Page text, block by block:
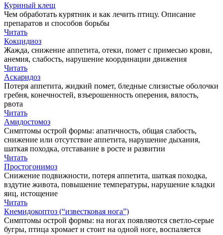
Куриный клещ
Чем обработать курятник и как лечить птицу. Описание
препаратов и способов борьбы
Читать
Кокцидиоз
Жажда, снижение аппетита, отеки, помет с примесью крови,
анемия, слабость, нарушение координации движения
Читать
Аскаридоз
Потеря аппетита, жидкий помет, бледные слизистые оболочки
гребня, конечностей, взъерошенность оперения, вялость,
рвота
Читать
Амидостомоз
Симптомы острой формы: апатичность, общая слабость,
снижение или отсутствие аппетита, нарушение дыхания,
шаткая походка, отставание в росте и развитии
Читать
Простогонимоз
Снижение подвижности, потеря аппетита, шаткая походка,
вздутие живота, повышение температуры, нарушение кладки
яиц, истощение
Читать
Кнемидокоптоз (“известковая нога”)
Симптомы острой формы: на ногах появляются светло-серые
бугры, птица хромает и стоит на одной ноге, воспаляется